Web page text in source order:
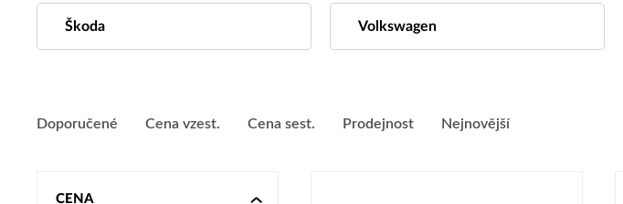
Škoda Volkswagen
Doporučené Cena vzest. Cena sest. Prodejnost Nejnovější
CENA